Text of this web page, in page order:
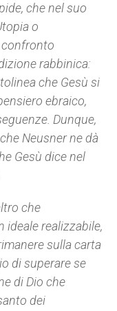
che nel suo
o
confronto
rabbinica:
che Gesù si
ebraico,
Dunque,
Neusner ne dà
Gesù dice nel
che
ideale realizzabile,
sulla carta
di superare se
di Dio che
dei